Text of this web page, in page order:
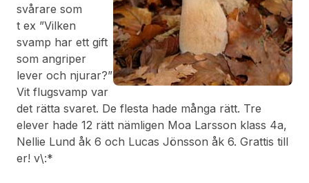
svårare som
t ex ”Vilken
svamp har ett gift
som angriper
lever och njurar?”
Vit flugsvamp var
det rätta svaret. De flesta hade många rätt. Tre
elever hade 12 rätt nämligen Moa Larsson klass 4a,
Nellie Lund åk 6 och Lucas Jönsson åk 6. Grattis till
er! v\:*